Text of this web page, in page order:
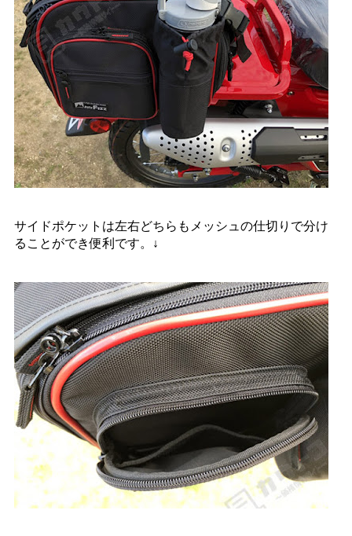
サイドポケットは左右どちらもメッシュの仕切りで分け
ることができ便利です。↓